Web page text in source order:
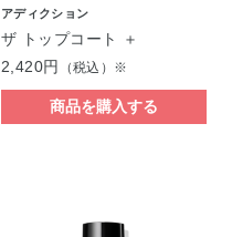
アディクション
ザ トップコート ＋
2,420円
（税込）※
商品を購入する